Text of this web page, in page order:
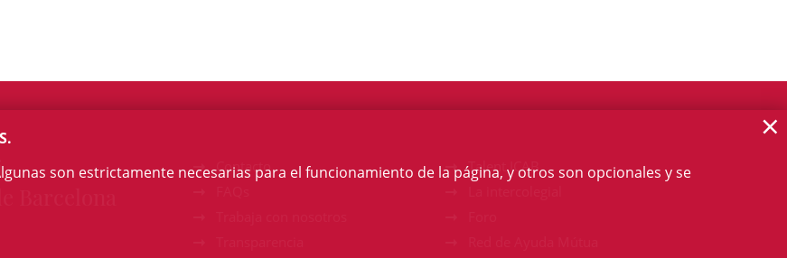
Contacto
Talent ICAB
son estrictamente necesarias para el funcionamiento de la página, y otros son opcionales y se
×